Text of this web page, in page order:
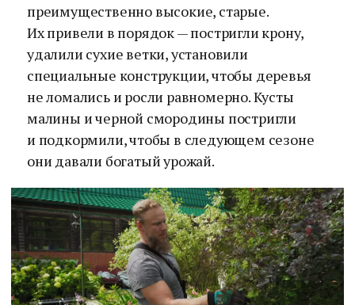
преимущественно высокие, старые.
Их привели в порядок — постригли крону,
удалили сухие ветки, установили
специальные конструкции, чтобы деревья
не ломались и росли равномерно. Кусты
малины и черной смородины постригли
и подкормили, чтобы в следующем сезоне
они давали богатый урожай.